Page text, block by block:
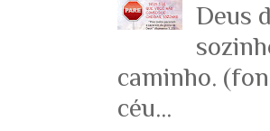
Deus
caminho.
céu...